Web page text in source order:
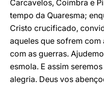
Carcavelos, Coimbra e
tempo da Quaresma;
Cristo crucificado,
aqueles que sofrem
com as guerras.
esmola. E assim
alegria. Deus vos